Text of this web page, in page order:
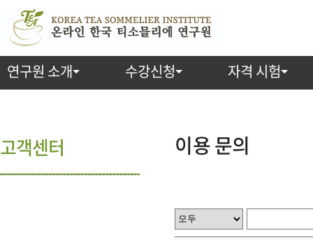
연구원 소개 수강신청 자격 시험
이용 문의
고객센터